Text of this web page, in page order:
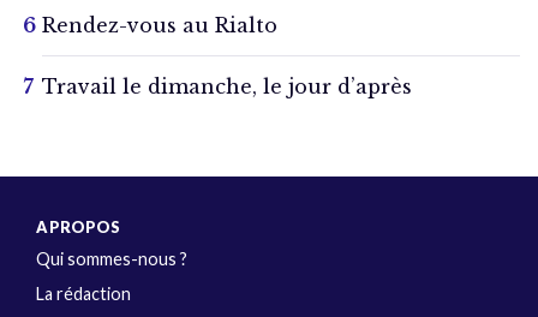
Rendez-vous au Rialto
Travail le dimanche, le jour d’après
A PROPOS
Qui sommes-nous ?
La rédaction